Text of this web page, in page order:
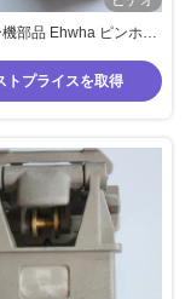
部品 Ehwha ピンホル
ロテクター付き
トプライスを取得